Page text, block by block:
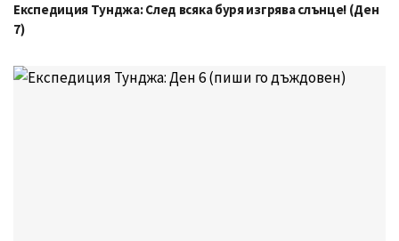
Експедиция Тунджа: След всяка буря изгрява слънце! (Ден
7)